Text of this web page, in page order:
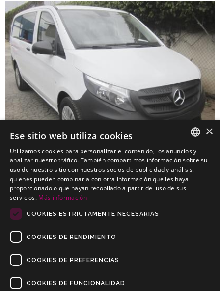
MERCEDES Vito
Enganches económicos para MERCEDES Vito
Copyrights © 2019 Todos los Derechos Reservados Dilusur, S.L.
SPANISH
PORTUGUESE
×
Ese sitio web utiliza cookies
Utilizamos cookies para personalizar el contenido, los anuncios y
analizar nuestro tráfico. También compartimos información sobre su
uso de nuestro sitio con nuestros socios de publicidad y análisis,
quienes pueden combinarla con otra información que les haya
proporcionado o que hayan recopilado a partir del uso de sus
servicios. Más información
COOKIES ESTRICTAMENTE NECESARIAS
COOKIES DE RENDIMIENTO
COOKIES DE PREFERENCIAS
COOKIES DE FUNCIONALIDAD